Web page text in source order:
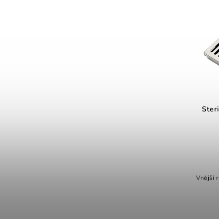
Vnější